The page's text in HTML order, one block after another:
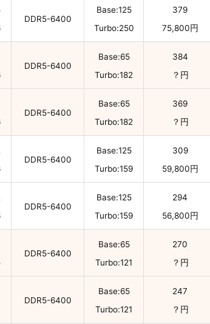
DDR5-6400
Base:125
Turbo:250
379
75,800円
DDR5-6400
Base:65
Turbo:182
384
？円
DDR5-6400
Base:65
Turbo:182
369
？円
DDR5-6400
Base:125
Turbo:159
309
59,800円
DDR5-6400
Base:125
Turbo:159
294
56,800円
DDR5-6400
Base:65
Turbo:121
270
？円
DDR5-6400
Base:65
Turbo:121
247
？円